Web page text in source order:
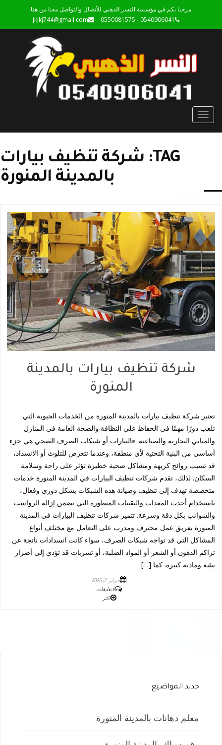
مرحبا بكم في مؤسسة النسر الذهبي للأتصال والتواصل معنا من هنا
0540906041 - 0550081575
jkjkj744@gmail.com
Toggle
TAG: شركة تنظيف بيارات
بالمدينة المنورة
شركة تنظيف بيارات بالمدينة
المنورة
تعتبر شركة تنظيف بيارات بالمدينة المنورة من الخدمات الحيوية التي
تلعب دورًا مهمًا في الحفاظ على النظافة والصحة العامة في المنازل
والمباني التجارية والصناعية. فالبيارات أو شبكات الصرف الصحي هي جزء
أساسي من البنية التحتية لأي منطقة، وعندما تتعرض للتلوث أو الانسداد،
قد تسبب روائح كريهة ومشاكل صحية خطيرة تؤثر على راحة وسلامة
السكان. لذلك، تقدم شركات تنظيف البيارات في المدينة المنورة خدمات
متخصصة تهدف إلى تنظيف وصيانة هذه الشبكات بشكل دوري وفعال،
باستخدام أحدث المعدات والتقنيات المتطورة التي تضمن إزالة الرواسب
والشوائب بكل دقة وسرعة. تتميز شركات تنظيف البيارات في المدينة
المنورة بفريق عمل محترف ومدرب على التعامل مع مختلف أنواع
المشاكل التي قد تواجه شبكات الصرف، سواء كانت انسدادات ناتجة عن
تراكم الدهون أو الشعر أو المواد الصلبة، أو تسربات قد تؤدي إلى أضرار
بيئية ومادية كبيرة. كما […]
فبراير 2, 2026
لاتعليقات
اكثر
جديد المواضيع
معلم دهانات بالمدينة المنورة